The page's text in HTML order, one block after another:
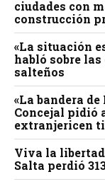
ciudades con
construcción
«La situación
habló sobre
salteños
«La bandera
Concejal pidió
extranjericen
Viva la
Salta perdió